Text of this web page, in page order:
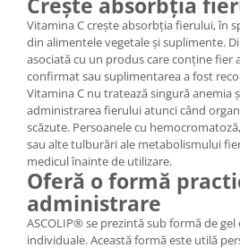
Vitamina C crește absorbția fierului, în
din alimentele vegetale și suplimente.
asociată cu un produs care conține fier
confirmat sau suplimentarea a fost
Vitamina C nu tratează singură anemia
administrarea fierului atunci când
scăzute. Persoanele cu
sau alte tulburări ale metabolismului
medicul înainte de utilizare.
Oferă o formă
administrare
ASCOLIP® se prezintă sub formă de
individuale. Această formă este utilă